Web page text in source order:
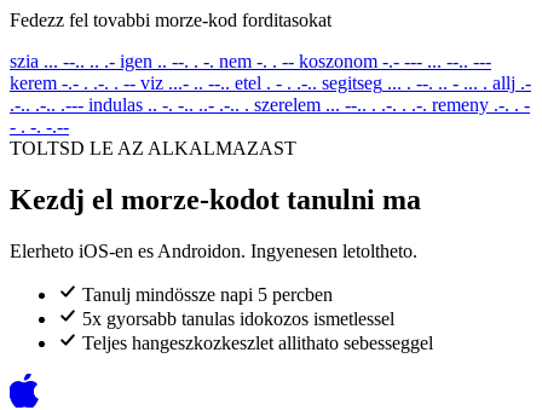
Fedezz fel tovabbi morze-kod forditasokat
szia ... --.. .. .- igen .. --. . -. nem -. . -- koszonom -.- --- ... --.. ---
kerem -.- . .-. . -- viz ...- .. --.. etel . - . .-.. segitseg ... . --. .. - ... . allj .-
.-.. .-.. .--- indulas .. -. -.. ..- .-.. . szerelem ... --.. . .-. . .-. remeny .-. . -
- . -. -.--
TOLTSD LE AZ ALKALMAZAST
Kezdj el morze-kodot tanulni ma
Elerheto iOS-en es Androidon. Ingyenesen letoltheto.
Tanulj mindössze napi 5 percben
5x gyorsabb tanulas idokozos ismetlessel
Teljes hangeszkozkeszlet allithato sebesseggel